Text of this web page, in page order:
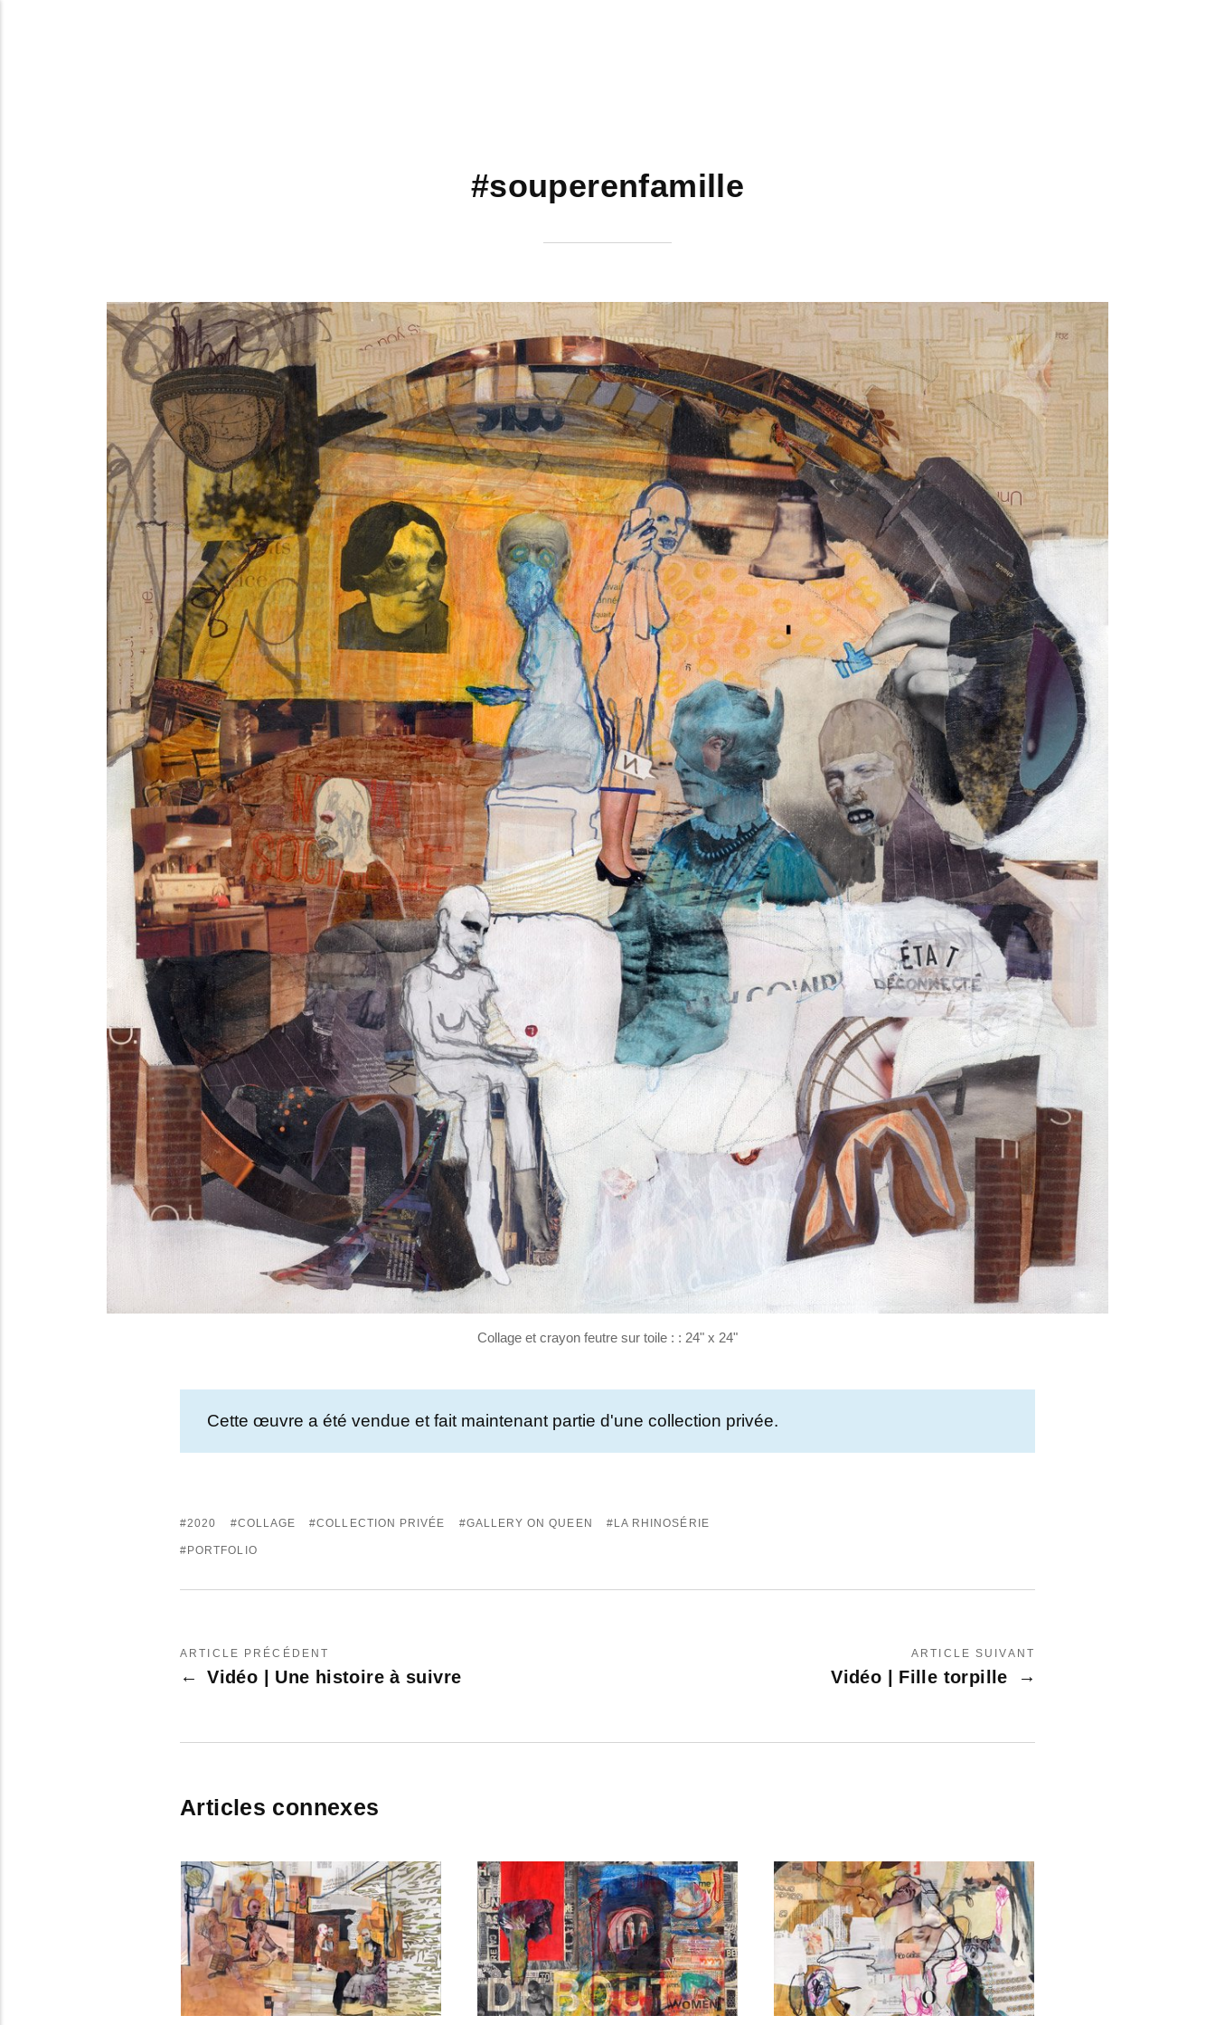
#souperenfamille
Collage et crayon feutre sur toile : : 24" x 24"
Cette œuvre a été vendue et fait maintenant partie d'une collection privée.
2020 COLLAGE COLLECTION PRIVÉE GALLERY ON QUEEN LA RHINOSÉRIE
PORTFOLIO
ARTICLE PRÉCÉDENT
Vidéo | Une histoire à suivre
ARTICLE SUIVANT
Vidéo | Fille torpille
Articles connexes